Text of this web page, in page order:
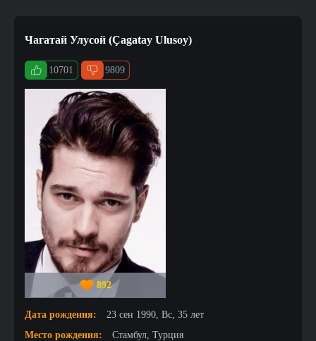
Чагатай Улусой (Çagatay Ulusoy)
10701 9809
892
Дата рождения:
23 сен 1990, Вс, 35 лет
Место рождения:
Стамбул, Турция